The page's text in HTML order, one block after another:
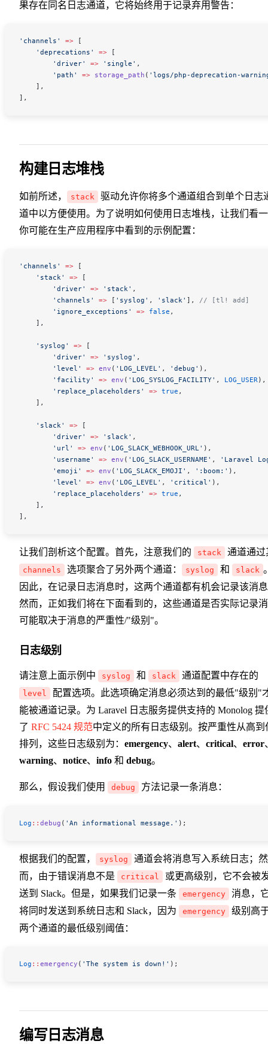
果存在同名日志通道，它将始终用于记录弃用警告：
'channels' => [
    'deprecations'
=> [
        'driver'
=> 'single' ,
        'path'
=> storage_path ( 'logs/php-deprecation-
    ],
],
构建日志堆栈
如前所述， stack
驱动允许你将多个通道组合到单个日志
道中以方便使用。为了说明如何使用日志堆栈，让我们看
你可能在生产应用程序中看到的示例配置：
'channels' => [
    'stack'
=> [
        'driver'
=> 'stack' ,
        'channels'
=> [ 'syslog' , 'slack' ], // [tl! add]
        'ignore_exceptions'
=> false ,
    ],
    'syslog'
=> [
        'driver'
=> 'syslog' ,
        'level'
=> env ( 'LOG_LEVEL' , 'debug' ),
        'facility'
=> env ( 'LOG_SYSLOG_FACILITY' , LOG_USER ),
        'replace_placeholders'
=> true ,
    ],
    'slack'
=> [
        'driver'
=> 'slack' ,
        'url'
=> env ( 'LOG_SLACK_WEBHOOK_URL' ),
        'username'
=> env ( 'LOG_SLACK_USERNAME' ,
'Laravel
        'emoji'
=> env ( 'LOG_SLACK_EMOJI' , ':boom:' ),
        'level'
=> env ( 'LOG_LEVEL' , 'critical' ),
        'replace_placeholders'
=> true ,
    ],
],
让我们剖析这个配置。首先，注意我们的 stack 通道通过
channels 选项聚合了另外两个通道： syslog 和 slack
因此，在记录日志消息时，这两个通道都有机会记录该消
然而，正如我们将在下面看到的，这些通道是否实际记录
可能取决于消息的严重性/"级别"。
日志级别
请注意上面示例中 syslog 和 slack 通道配置中存在的
level
配置选项。此选项确定消息必须达到的最低"级别"
能被通道记录。为 Laravel 日志服务提供支持的 Monolog 提
了 RFC 5424 规范中定义的所有日志级别。按严重性从高到
排列，这些日志级别为： emergency、 alert、 critical、 error
warning、 notice、 info 和 debug。
那么，假设我们使用 debug 方法记录一条消息：
Log :: debug ( 'An informational message.' );
根据我们的配置， syslog
通道会将消息写入系统日志；然
而，由于错误消息不是
critical
或更高级别，它不会被
送到 Slack。但是，如果我们记录一条
emergency
消息，
将同时发送到系统日志和 Slack，因为
emergency
级别高
两个通道的最低级别阈值：
Log :: emergency ( 'The system is down!' );
编写日志消息